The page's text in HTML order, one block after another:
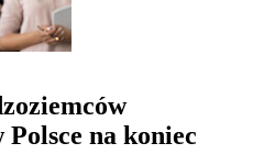
Polsce na koniec